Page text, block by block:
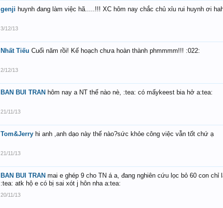
genji huynh đang làm việc hã.....!!! XC hôm nay chắc chủ xỉu rui huynh ơi
3/12/13
Nhất Tiếu Cuối năm rồi! Kế hoạch chưa hoàn thành phmmmm!!! :022:
2/12/13
BAN BUI TRAN hôm nay a NT thế nào nè, :tea: có mấykeest bia hở a:tea:
21/11/13
Tom&Jerry hi anh ,anh dạo này thế nào?sức khỏe công việc vẫn tốt chứ ạ
21/11/13
BAN BUI TRAN mai e ghép 9 cho TN á a, đang nghiên cứu lọc bỏ 60 con
:tea: atk hộ e có bị sai xót j hôn nha a:tea:
20/11/13